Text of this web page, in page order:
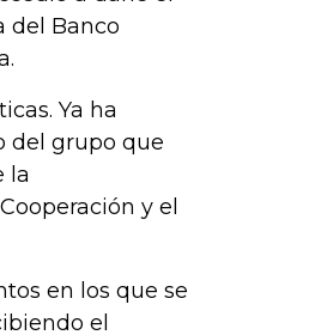
del Banco
Ya ha
del grupo que
la
y el
en los que se
el